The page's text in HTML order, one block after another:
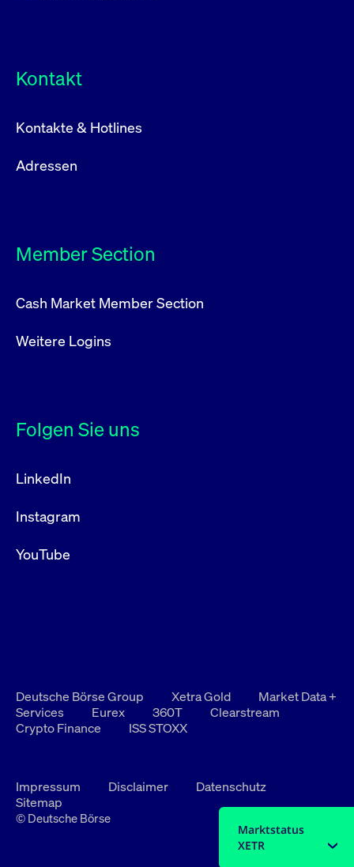
Kontakt
Kontakte & Hotlines
Adressen
Member Section
Cash Market Member Section
Weitere Logins
Folgen Sie uns
LinkedIn
Instagram
YouTube
Deutsche Börse Group Xetra Gold
Market Data +
Services
Eurex 360T
Clearstream
Crypto Finance
ISS STOXX
Impressum Disclaimer
Datenschutz
Sitemap
© Deutsche Börse
Marktstatus
XETR